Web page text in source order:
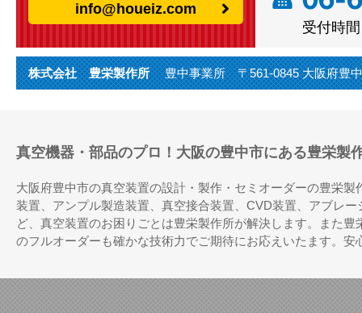
info@houeiz.com
受付時
株式会社 豊栄製作所 豊中事業所 〒561-0845 大阪府豊
真空機器・部品のプロ！大阪の豊中市にある豊栄製
大阪府豊中市の真空装置の設計・製作・セミオーダーの豊栄
装置、アンプル製造装置、真空接合装置、CVD装置、アブレ
ど、真空装置のお困りごとは豊栄製作所が解決します。また
のフルオーダーも確かな技術力でご期待にお応えいたます。